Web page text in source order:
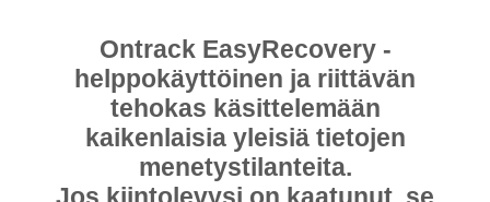
Ontrack EasyRecovery -
helppokäyttöinen ja riittävän
tehokas käsittelemään
kaikenlaisia ​​yleisiä tietojen
menetystilanteita.